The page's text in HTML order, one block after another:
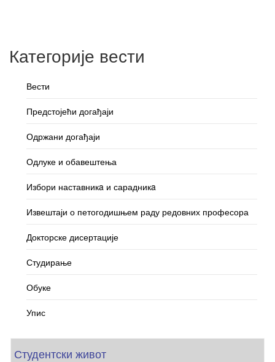
Категорије вести
Вести
Предстојећи догађаји
Одржани догађаји
Одлуке и обавештења
Избори наставникa и сарадникa
Извештаји о петогодишњем раду редовних професора
Докторске дисертације
Студирање
Обуке
Упис
Студентски живот